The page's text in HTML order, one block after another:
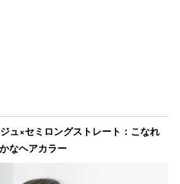
ュ×セミロングストレート：こなれ
なヘアカラー